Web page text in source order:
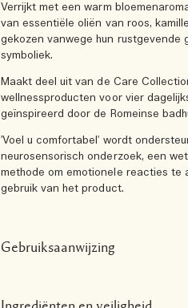
Verrijkt met een warm
van essentiële oliën van roos,
gekozen vanwege hun rustgevende
symboliek.
Maakt deel uit van de Care
wellnessproducten voor vier
geïnspireerd door de Romeinse
'Voel u comfortabel' wordt
neurosensorisch onderzoek, een
methode om emotionele reacties te
gebruik van het product.
Gebruiksaanwijzing